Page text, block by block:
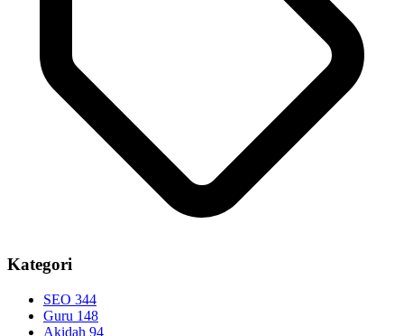
Kategori
SEO 344
Guru 148
Akidah 94